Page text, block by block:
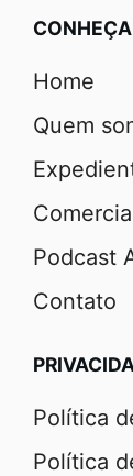
CONHEÇA
Home
Quem
Podcast
Contato
Política
Política